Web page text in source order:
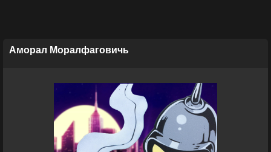
Аморал Моралфаговичь